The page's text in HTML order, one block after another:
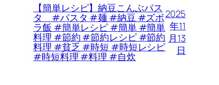
【簡単レシピ】納豆こんぶパス
タ #パスタ #麺 #納豆 #ズボ
ラ飯 #簡単レシピ #簡単 #簡単
料理 #節約 #節約レシピ #節約
料理 #貧乏 #時短 #時短レシピ
#時短料理 #料理 #自炊
2025
年11
月13
日